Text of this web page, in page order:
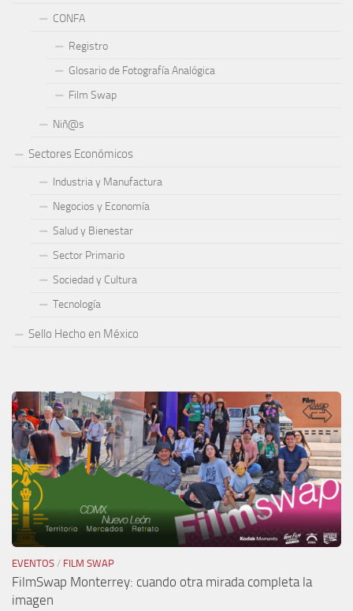
CONFA
Registro
Glosario de Fotografía Analógica
Film Swap
Niñ@s
Sectores Económicos
Industria y Manufactura
Negocios y Economía
Salud y Bienestar
Sector Primario
Sociedad y Cultura
Tecnología
Sello Hecho en México
EVENTOS / FILM SWAP
FilmSwap Monterrey: cuando otra mirada completa la
imagen